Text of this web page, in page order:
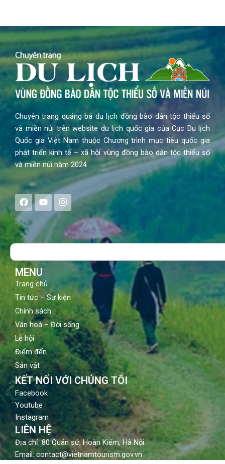
Chuyên trang quảng bá du lịch đồng bào dân tộc thiểu số
và miền núi trên website du lịch quốc gia của Cục Du lịch
Quốc gia Việt Nam thuộc Chương trình mục tiêu quốc gia
phát triển kinh tế – xã hội vùng đồng bào dân tộc thiểu số
và miền núi năm 2024
F
a
c
e
b
o
Y
o
u
t
u
b
I
n
s
a
g
Search
MENU
Trang chủ
Tin tức – Sự kiện
Chính sách
Văn hoá – Đời sống
Lễ hội
Điểm đến
Sản vật
KẾT NỐI VỚI CHÚNG TÔI
Facebook
Youtube
Instagram
LIÊN HỆ
Địa chỉ: 80 Quán sứ, Hoàn Kiếm, Hà Nội
Email: contact@vietnamtourism.gov.vn